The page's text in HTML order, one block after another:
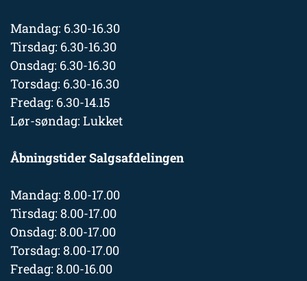
Mandag: 6.30-16.30
Tirsdag: 6.30-16.30
Onsdag: 6.30-16.30
Torsdag: 6.30-16.30
Fredag: 6.30-14.15
Lør-søndag: Lukket
Åbningstider Salgsafdelingen
Mandag: 8.00-17.00
Tirsdag: 8.00-17.00
Onsdag: 8.00-17.00
Torsdag: 8.00-17.00
Fredag: 8.00-16.00